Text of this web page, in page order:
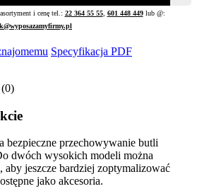
i cenę tel.: 22 364 55 55, 601 448 449lub @:
Specyfikacja PDF
bezpieczne przechowywanie butli
dwóch wysokich modeli można
aby jeszcze bardziej zoptymalizować
jako akcesoria.